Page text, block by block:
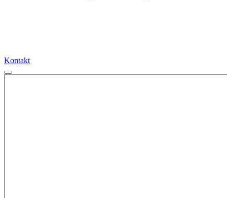
Kontakt